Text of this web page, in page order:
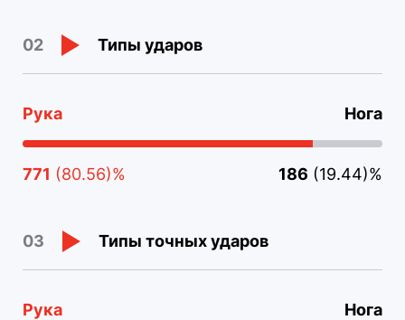
02 Типы ударов
Рука Нога
771 (80.56)% 186 (19.44)%
03 Типы точных ударов
Рука Нога